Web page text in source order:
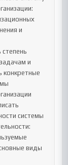
и
и
конкретные
системы
виды